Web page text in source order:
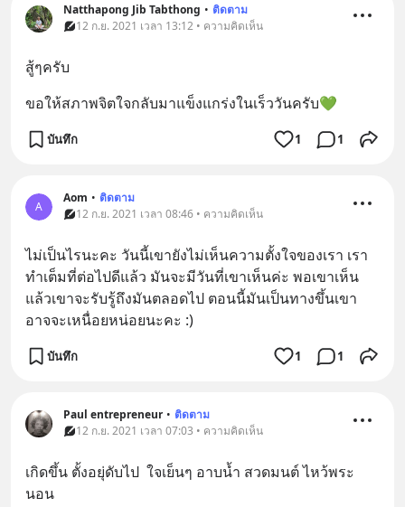
Natthapong Jib Tabthong • ติดตาม
12 ก.ย. 2021 เวลา 13:12 • ความคิดเห็น
สู้ๆครับ
ขอให้สภาพจิตใจกลับมาแข็งแกร่งในเร็ววันครับ💚
บันทึก 1 1
A
Aom • ติดตาม
12 ก.ย. 2021 เวลา 08:46 • ความคิดเห็น
ไม่เป็นไรนะคะ วันนี้เขายังไม่เห็นความตั้งใจของเรา เรา
ทำเต็มที่ต่อไปดีแล้ว มันจะมีวันที่เขาเห็นค่ะ พอเขาเห็น
แล้วเขาจะรับรู้ถึงมันตลอดไป ตอนนี้มันเป็นทางขึ้นเขา
อาจจะเหนื่อยหน่อยนะคะ :)
บันทึก 1 1
Paul entrepreneur • ติดตาม
12 ก.ย. 2021 เวลา 07:03 • ความคิดเห็น
เกิดขึ้น ตั้งอยุ่ดับไป  ใจเย็นๆ อาบน้ำ สวดมนต์ ไหว้พระ
นอน